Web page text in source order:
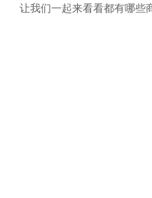
让我们一起来看看都有哪些